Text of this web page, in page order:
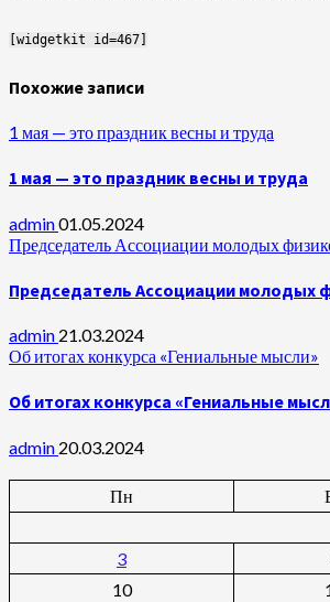
[widgetkit id=467]
Похожие записи
1 мая — это праздник весны и труда
1 мая — это праздник весны и труда
admin01.05.2024
Председатель Ассоциации молодых
Председатель Ассоциации молодых
admin 21.03.2024
Об итогах конкурса «Гениальные мысли»
Об итогах конкурса «Гениальные
admin 20.03.2024
Пн
3
10